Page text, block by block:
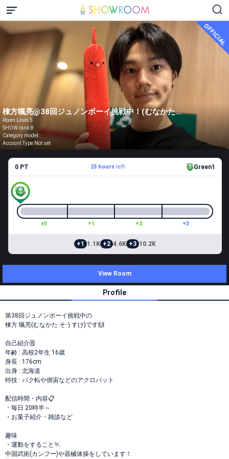
OFFICIAL
棟方颯亮@38回ジュノンボーイ挑戦中！(むなかた そうすけ)
Room Level 5
SHOW rank B
Category model
Account Type Not set
0 PT 23 hoursleft Green1
±0 +1 +2 +3
+1 1.1K +2 4.6K +3 10.2K
View Room
Profile
第38回ジュノンボーイ挑戦中の
棟方 颯亮(むなかた そうすけ)です🙌
自己紹介🗒
年齢 : 高校2年生 16歳
身長 : 176cm
出身 : 北海道
特技 : バク転や側宙などのアクロバット
配信時間・内容📋
・毎日 20時半～
・お菓子紹介・雑談など
趣味
・運動をすること🏃
中国武術(カンフー)や器械体操をしています！